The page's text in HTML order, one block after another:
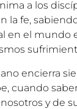
a los
la fe,
en el mundo
encierra
cuando
y de